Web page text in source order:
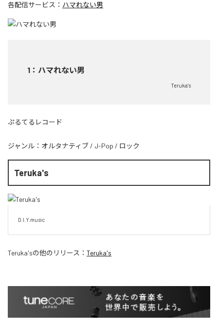
各配信サービス： ハマれない男
1 ： ハマれない男
Teruka's
ぷるてるレコード
ジャンル： オルタナティブ / J-Pop / ロック
Teruka's
D.I.Y.music
Teruka'sの他のリリース： Teruka's